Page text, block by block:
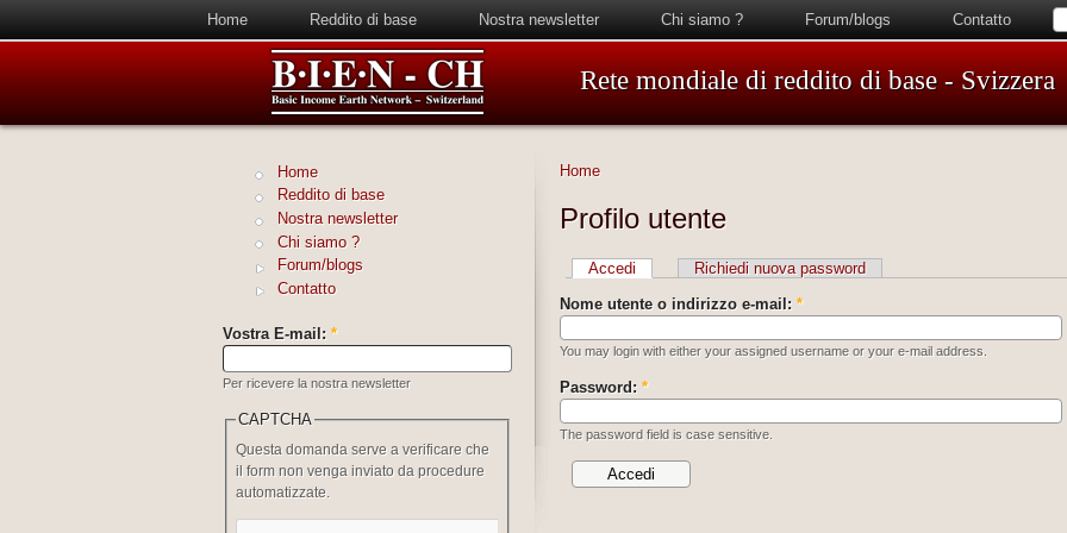
Home Reddito di base Nostra newsletter Chi siamo ? Forum/blogs Contatto
Rete mondiale di reddito di base - Svizzera
Home
Profilo utente
Accedi
Richiedi nuova password
Nome utente o indirizzo e-mail:*
You may login with either your assigned username or your e-mail address.
Password:*
The password field is case sensitive.
Home
Reddito di base
Nostra newsletter
Chi siamo ?
Forum/blogs
Contatto
Vostra E-mail: *
Per ricevere la nostra newsletter
CAPTCHA
Questa domanda serve a verificare che
il form non venga inviato da procedure
automatizzate.